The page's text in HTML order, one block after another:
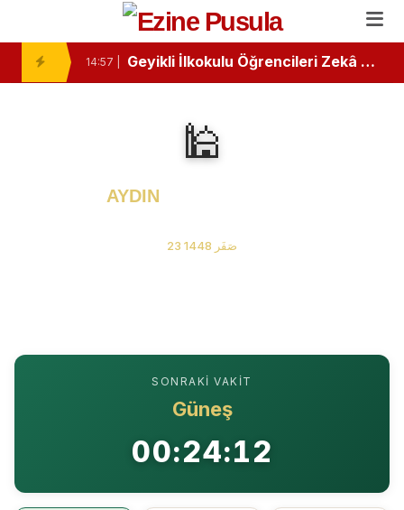
Ezine’de Minik Kalemlerden Büyük Başarı: İlk Kitaplarını Okurlarıyla Buluşturdular
14:57 | Geyikli İlkokulu Öğrencileri Zekâ Oyunlarında Zirvede
🕌
AYDIN
23 صَفَر 1448
SONRAKI VAKIT
Güneş
00:24:12